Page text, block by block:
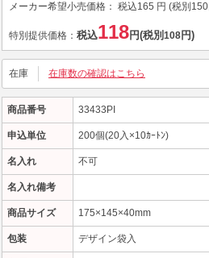
メーカー希望小売価格： 税込165 円 (税別 150
特別提供価格： 税込118円(税別 108円)
在庫 在庫数の確認はこちら
商品番号 33433PI
申込単位 200個(20入×10ｶｰﾄﾝ)
名入れ 不可
名入れ備考
商品サイズ 175×145×40mm
包装 デザイン袋入